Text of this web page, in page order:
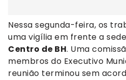
Nessa segunda-feira, os
uma vigília em frente a
Centro de BH. Uma
membros do Executivo
reunião terminou sem